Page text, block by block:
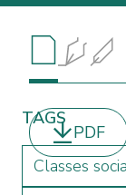
RésuméAuteur·e·s
PDF
TAGS
Classes